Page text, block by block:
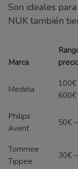
Son ideales
NUK también
Marca
Medela
100€
600€
Philips
Avent
50€
Tommee
Tippee
30€